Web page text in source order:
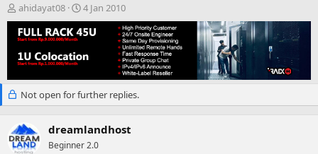
T
h
r
e
a
s
a
r
t
e
ahidayat08
S
t
a
t
a
t
e
4 Jan 2010
Not open for further replies.
dreamlandhost
Beginner 2.0